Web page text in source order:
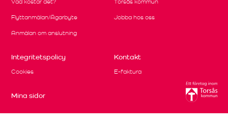
Flyttanmälan/Ägarbyte
Anmälan om anslutning
Jobba hos oss
Integritetspolicy
Cookies
Kontakt
E-faktura
Mina sidor